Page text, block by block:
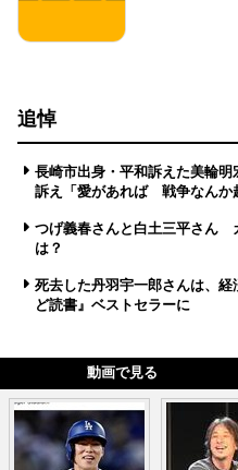
追悼
長崎市出身・平和訴えた美輪
訴え「愛があれば 戦争なんか
つげ義春さんと白土三平さん
は？
死去した丹羽宇一郎さんは、
ど読書』ベストセラーに
動画で見る